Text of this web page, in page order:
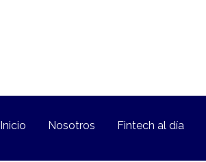
Inicio Nosotros Fintech al día